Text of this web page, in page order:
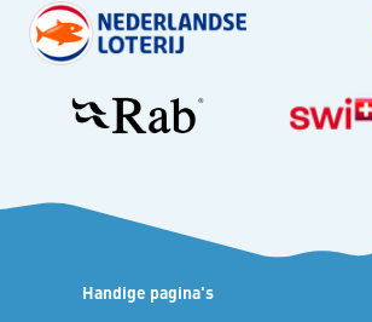
Handige pagina's